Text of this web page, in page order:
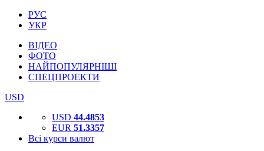
РУС
УКР
ВІДЕО
ФОТО
НАЙПОПУЛЯРНІШІ
СПЕЦПРОЕКТИ
USD
USD 44.4853
EUR 51.3357
Всі курси валют